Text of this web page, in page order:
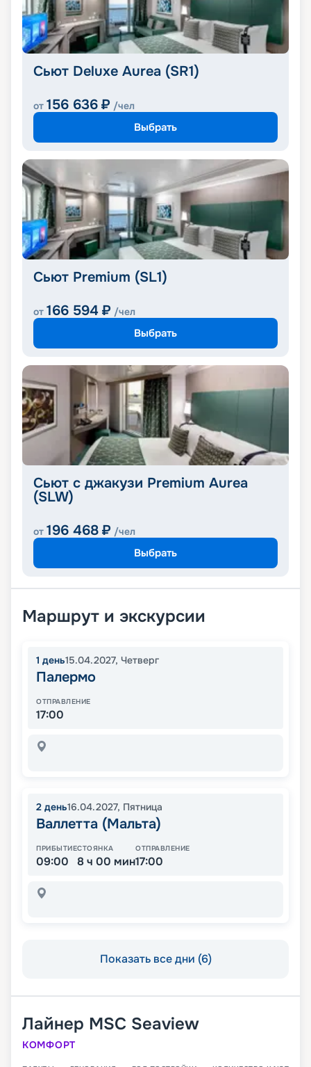
Сьют Deluxe Aurea (SR1)
от 156 636 ₽ /чел
Выбрать
Сьют Premium (SL1)
от 166 594 ₽ /чел
Выбрать
Сьют с джакузи Premium Aurea
(SLW)
от 196 468 ₽ /чел
Выбрать
Маршрут и экскурсии
1 день15.04.2027, Четверг
Палермо
ОТПРАВЛЕНИЕ
17:00
2 день16.04.2027, Пятница
Валлетта (Мальта)
ПРИБЫТИЕ
09:00
СТОЯНКА
8 ч 00 мин
ОТПРАВЛЕНИЕ
17:00
Показать все дни (6)
Лайнер MSC Seaview
КОМФОРТ